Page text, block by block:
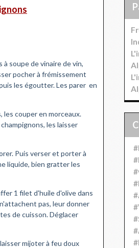
soupe de vinaire de vin,
pocher à frémissement
les égoutter. Les parer en
les couper en morceaux.
, les laisser
Puis verser et porter à
liquide, bien gratter les
1 filet d'huile d'olive dans
pas, leur donner
de cuisson. Déglacer
mijoter à feu doux